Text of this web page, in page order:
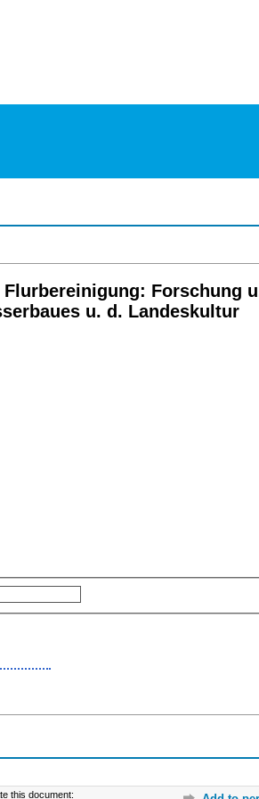
Forschung
u. d. Landeskultur
this document: